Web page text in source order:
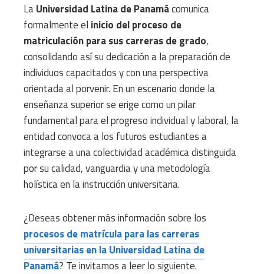
LaUniversidad Latina de Panamácomunica
formalmente el inicio del proceso de
matriculación para sus carreras de grado,
consolidando así su dedicación a la preparación de
individuos capacitados y con una perspectiva
orientada al porvenir. En un escenario donde la
enseñanza superior se erige como un pilar
fundamental para el progreso individual y laboral, la
entidad convoca a los futuros estudiantes a
integrarse a una colectividad académica distinguida
por su calidad, vanguardia y una metodología
holística en la instrucción universitaria.
¿Deseas obtener más información sobre los
procesos de matrícula para las carreras
universitarias en la Universidad Latina de
Panamá? Te invitamos a leer lo siguiente.